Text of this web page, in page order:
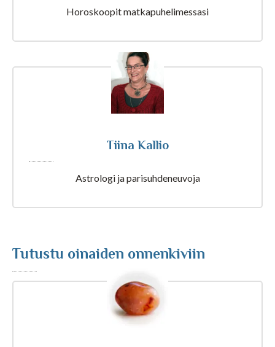
Kiinalainen horoskooppi
Tajunnanvirta Numerologi
Tajunnanvirta Tarotpöytä
Horoskoopit matkapuhelimessasi
Tiina Kallio
Astrologi ja parisuhdeneuvoja
Tutustu oinaiden onnenkiviin